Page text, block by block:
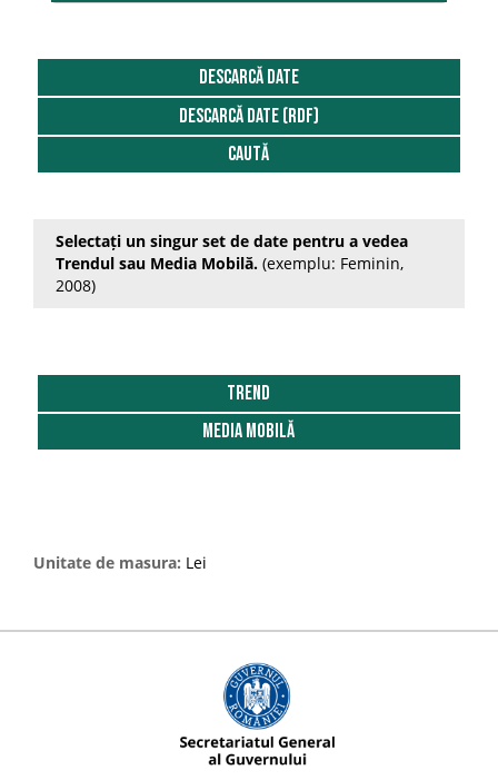
2015
2016
2018
2022
2024
DESCARCĂ DATE
DESCARCĂ DATE (RDF)
Caută
Selectați un singur set de date pentru a vedea
Trendul sau Media Mobilă. (exemplu: Feminin,
2008)
Trend
Media Mobilă
Unitate de masura: Lei